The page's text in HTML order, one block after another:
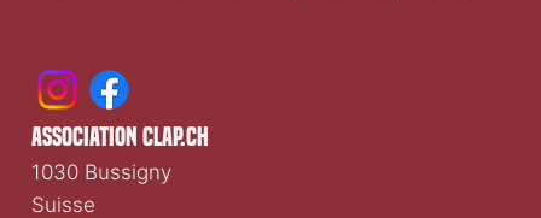
association clap.ch
1030 Bussigny
Suisse